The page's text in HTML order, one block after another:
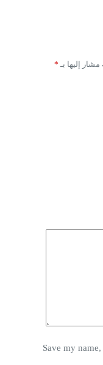
مشار إليها بـ *
Save my